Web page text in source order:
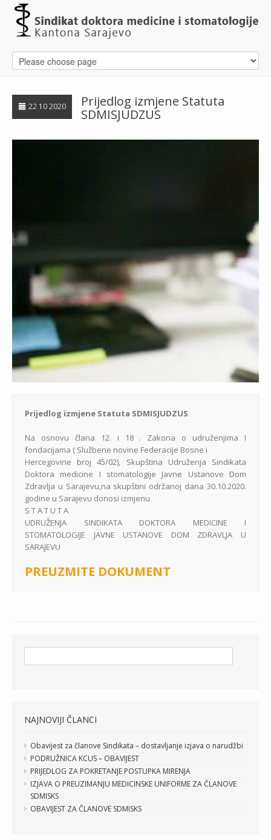
22 10 2020
Prijedlog izmjene Statuta
SDMISJUDZUS
Prijedlog izmjene Statuta SDMISJUDZUS
Na osnovu člana 12. i 18 . Zakona o udruženjima I
fondacijama ( Službene novine Federacije Bosne i
Hercegovine broj 45/02), Skupština Udruženja Sindikata
Doktora medicine I stomatologije Javne Ustanove Dom
Zdravlja u Sarajevu,na skupštini održanoj dana 30.10.2020.
godine u Sarajevu donosi izmjenu
S T A T U T A
UDRUŽENJA SINDIKATA DOKTORA MEDICINE I
STOMATOLOGIJE JAVNE USTANOVE DOM ZDRAVLJA U
SARAJEVU
PREUZMITE DOKUMENT
NAJNOVIJI ČLANCI
Obavijest za članove Sindikata – dostavljanje izjava o narudžbi
PODRUŽNICA KCUS – OBAVIJEST
PRIJEDLOG ZA POKRETANJE POSTUPKA MIRENJA
IZJAVA O PREUZIMANJU MEDICINSKE UNIFORME ZA ČLANOVE
SDMISKS
OBAVIJEST ZA ČLANOVE SDMISKS